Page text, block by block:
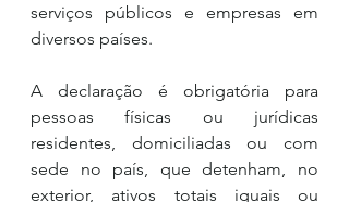
serviços públicos e empresas em
diversos países.
A declaração é obrigatória para
pessoas físicas ou jurídicas
residentes, domiciliadas ou com
sede no país, que detenham, no
exterior, ativos totais iguais ou